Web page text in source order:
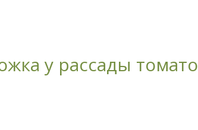
у рассады